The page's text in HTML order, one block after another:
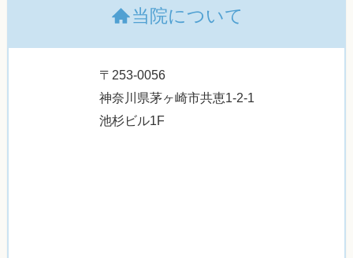
当院について
〒253-0056
神奈川県茅ヶ崎市共恵1-2-1
池杉ビル1F